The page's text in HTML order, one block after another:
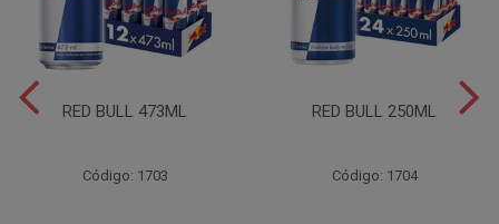
RED BULL 473ML
Código: 1703
RED BULL 250ML
Código: 1704